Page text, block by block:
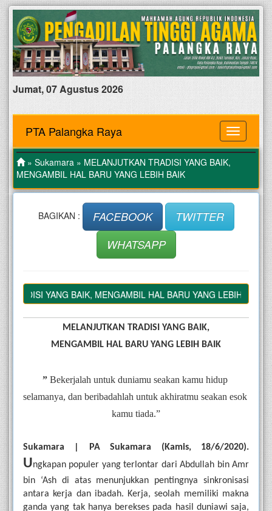
Jumat, 07 Agustus 2026
MENU
PTA Palangka Raya
» Sukamara » MELANJUTKAN TRADISI YANG BAIK,
MENGAMBIL HAL BARU YANG LEBIH BAIK
BAGIKAN : FACEBOOK
TWITTER
WHATSAPP
YANG BAIK, MENGAMBIL HAL BARU YANG LEBIH BAIK
MELANJUTKAN TRADISI YANG BAIK,
MENGAMBIL HAL BARU YANG LEBIH BAIK
” Bekerjalah untuk duniamu seakan kamu hidup
selamanya, dan beribadahlah untuk akhiratmu seakan esok
kamu tiada.”
Ungkapan populer yang terlontar dari Abdullah bin Amr
bin ‘Ash di atas menunjukkan pentingnya sinkronisasi
antara kerja dan ibadah. Kerja, seolah memiliki makna
ganda yang tak hanya berekses pada hasil duniawi saja,